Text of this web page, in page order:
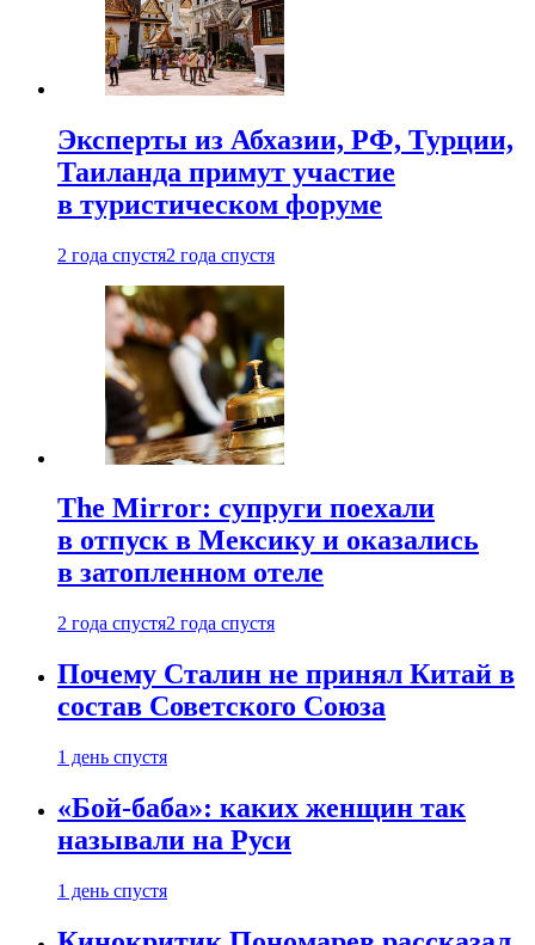
Эксперты из Абхазии, РФ, Турции,
Таиланда примут участие
в туристическом форуме
2 года спустя2 года спустя
The Mirror: супруги поехали
в отпуск в Мексику и оказались
в затопленном отеле
2 года спустя2 года спустя
Почему Сталин не принял Китай в
состав Советского Союза
1 день спустя
«Бой-баба»: каких женщин так
называли на Руси
1 день спустя